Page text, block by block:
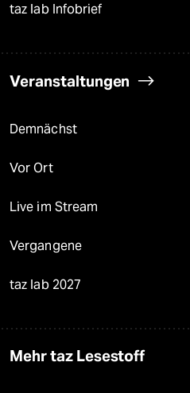
taz lab Infobrief
Veranstaltungen
Demnächst
Vor Ort
Live im Stream
Vergangene
taz lab 2027
Mehr taz Lesestoff